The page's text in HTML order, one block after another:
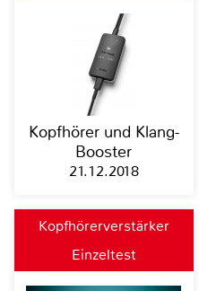
Kopfhörer und Klang-
Booster
21.12.2018
Kopfhörerverstärker
Einzeltest